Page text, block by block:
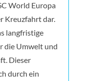
World Europa
Kreuzfahrt dar.
langfristige
die Umwelt und
Dieser
durch ein